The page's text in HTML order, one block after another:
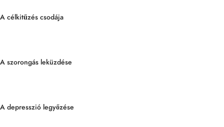
A célkitűzés csodája
A szorongás leküzdése
A depresszió legyőzése